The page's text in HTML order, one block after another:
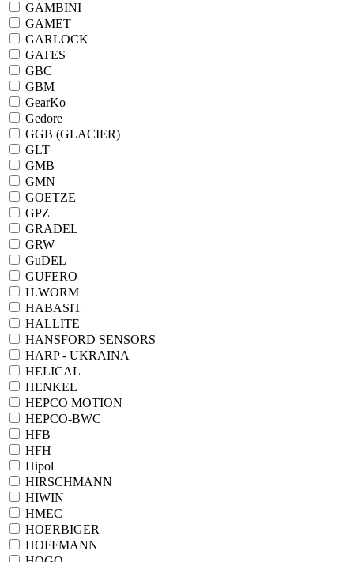
GAMBINI
GAMET
GARLOCK
GATES
GBC
GBM
GearKo
Gedore
GGB (GLACIER)
GLT
GMB
GMN
GOETZE
GPZ
GRADEL
GRW
GuDEL
GUFERO
H.WORM
HABASIT
HALLITE
HANSFORD SENSORS
HARP - UKRAINA
HELICAL
HENKEL
HEPCO MOTION
HEPCO-BWC
HFB
HFH
Hipol
HIRSCHMANN
HIWIN
HMEC
HOERBIGER
HOFFMANN